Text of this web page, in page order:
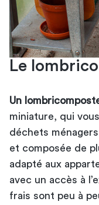
Le
Un
miniature, qui
déchets
et composée de
adapté aux
avec un accès à
frais sont peu à